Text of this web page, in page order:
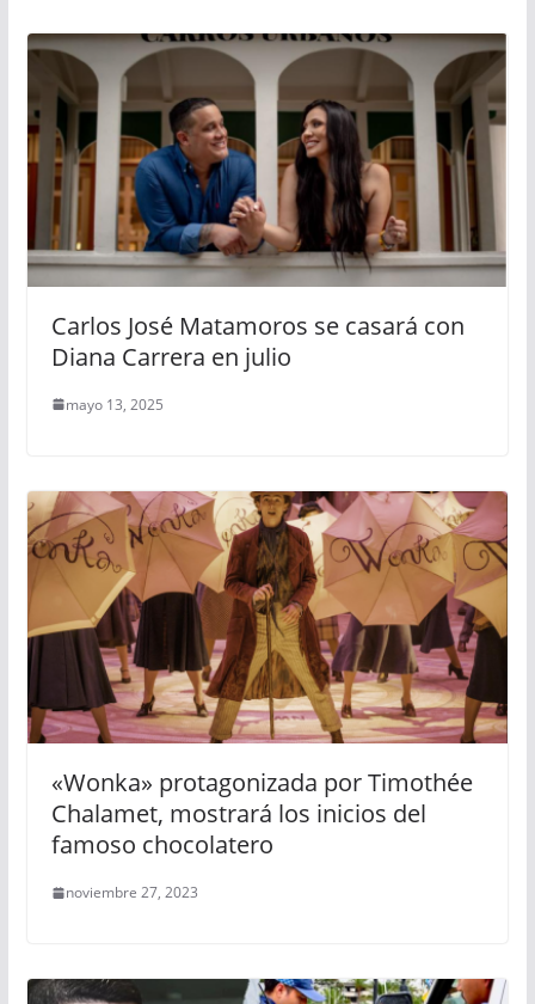
Carlos José Matamoros se casará con
Diana Carrera en julio
mayo 13, 2025
«Wonka» protagonizada por Timothée
Chalamet, mostrará los inicios del
famoso chocolatero
noviembre 27, 2023